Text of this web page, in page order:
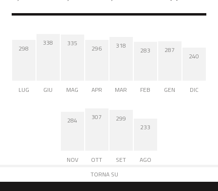
298
LUG
338
GIU
335
MAG
296
APR
318
MAR
283
FEB
287
GEN
240
DIC
284
NOV
307
OTT
299
SET
233
AGO
TORNA SU